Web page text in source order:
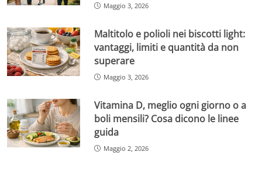
Maggio 3, 2026
Maltitolo e polioli nei biscotti light:
vantaggi, limiti e quantità da non
superare
Maggio 3, 2026
Vitamina D, meglio ogni giorno o a
boli mensili? Cosa dicono le linee
guida
Maggio 2, 2026